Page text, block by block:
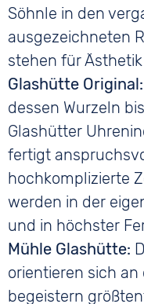
Söhnle in den
ausgezeichneten
stehen für
Glashütte Original:
dessen Wurzeln
Glashütter
fertigt
hochkomplizierte
werden in der
und in höchster
Mühle Glashütte:
orientieren sich
begeistern